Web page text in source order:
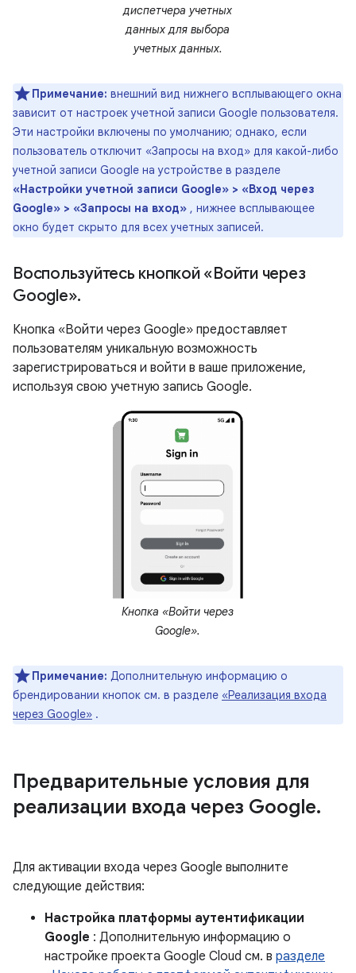
диспетчера учетных
данных для выбора
учетных данных.
Примечание: внешний вид нижнего всплывающего окна
зависит от настроек учетной записи Google пользователя.
Эти настройки включены по умолчанию; однако, если
пользователь отключит «Запросы на вход» для какой-либо
учетной записи Google на устройстве в разделе
«Настройки учетной записи Google» > «Вход через
Google» > «Запросы на вход» , нижнее всплывающее
окно будет скрыто для всех учетных записей.
Воспользуйтесь кнопкой «Войти через
Google».
Кнопка «Войти через Google» предоставляет
пользователям уникальную возможность
зарегистрироваться и войти в ваше приложение,
используя свою учетную запись Google.
Кнопка «Войти через
Google».
Примечание: Дополнительную информацию о
брендировании кнопок см. в разделе «Реализация входа
через Google» .
Предварительные условия для
реализации входа через Google.
Для активации входа через Google выполните
следующие действия:
Настройка платформы аутентификации
Google : Дополнительную информацию о
настройке проекта Google Cloud см. в разделе